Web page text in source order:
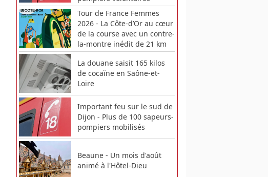
Tour de France Femmes
2026 - La Côte-d’Or au cœur
de la course avec un contre-
la-montre inédit de 21 km
La douane saisit 165 kilos
de cocaïne en Saône-et-
Loire
Important feu sur le sud de
Dijon - Plus de 100 sapeurs-
pompiers mobilisés
Beaune - Un mois d'août
animé à l'Hôtel-Dieu